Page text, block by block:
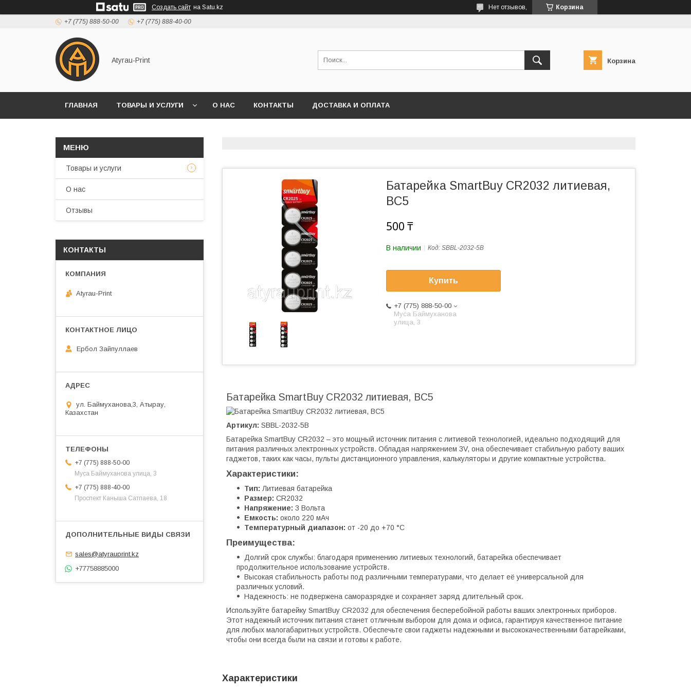
Создать сайт на Satu.kz Корзина
Нет отзывов,
+7 (775) 888-50-00 +7 (775) 888-40-00
Atyrau-Print Корзина
ГЛАВНАЯ ТОВАРЫ И УСЛУГИ О НАС КОНТАКТЫ ДОСТАВКА И ОПЛАТА
Батарейка SmartBuy CR2032 литиевая,
BC5
500 ₸
В наличии Код: SBBL-2032-5B
Купить
+7 (775) 888-50-00
​Муса Баймуханова
улица, 3
Батарейка SmartBuy CR2032 литиевая, BC5
Артикул: SBBL-2032-5B
Батарейка SmartBuy CR2032 – это мощный источник питания с литиевой технологией, идеально подходящий для
питания различных электронных устройств. Обладая напряжением 3V, она обеспечивает стабильную работу ваших
гаджетов, таких как часы, пульты дистанционного управления, калькуляторы и другие компактные устройства.
Характеристики:
Тип: Литиевая батарейка
Размер: CR2032
Напряжение: 3 Вольта
Емкость: около 220 мАч
Температурный диапазон: от -20 до +70 °C
Преимущества:
Долгий срок службы: благодаря применению литиевых технологий, батарейка обеспечивает
продолжительное использование устройств.
Высокая стабильность работы под различными температурами, что делает её универсальной для
различных условий.
Надежность: не подвержена саморазрядке и сохраняет заряд длительный срок.
Используйте батарейку SmartBuy CR2032 для обеспечения бесперебойной работы ваших электронных приборов.
Этот надежный источник питания станет отличным выбором для дома и офиса, гарантируя качественное питание
для любых малогабаритных устройств. Обеспечьте свои гаджеты надежными и высококачественными батарейками,
чтобы они всегда были на связи и готовы к работе.
Характеристики
Товары и услуги
О нас
Отзывы
КОНТАКТЫ
Atyrau-Print
Ербол Зайпуллаев
ул. Баймуханова,3, Атырау,
Казахстан
+7 (775) 888-50-00
​Муса Баймуханова улица, 3
+7 (775) 888-40-00
​Проспект Каныша Сатпаева, 18
sales@atyrauprint.kz
+77758885000